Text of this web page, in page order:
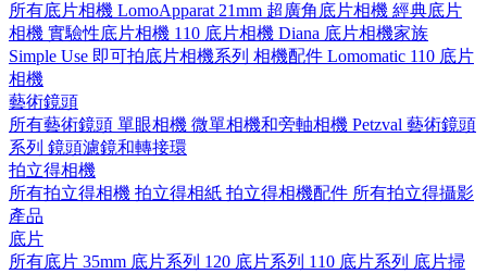
所有底片相機 LomoApparat 21mm 超廣角底片相機 經典底片
相機 實驗性底片相機 110 底片相機 Diana 底片相機家族
Simple Use 即可拍底片相機系列 相機配件 Lomomatic 110 底片
相機
藝術鏡頭
所有藝術鏡頭 單眼相機 微單相機和旁軸相機 Petzval 藝術鏡頭
系列 鏡頭濾鏡和轉接環
拍立得相機
所有拍立得相機 拍立得相紙 拍立得相機配件 所有拍立得攝影
產品
底片
所有底片 35mm 底片系列 120 底片系列 110 底片系列 底片掃